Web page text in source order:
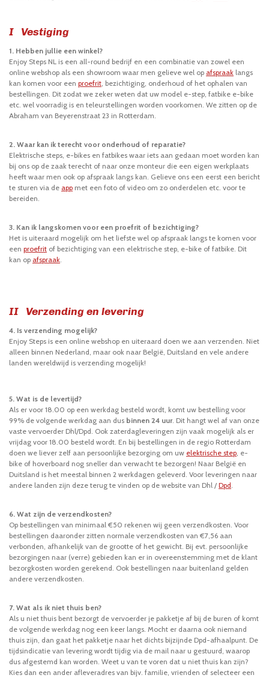
I Vestiging
1. Hebben jullie een winkel?
Enjoy Steps NL is een all-round bedrijf en een combinatie van zowel een
online webshop als een showroom waar men gelieve wel op afspraak langs
kan komen voor een proefrit, bezichtiging, onderhoud of het ophalen van
bestellingen. Dit zodat we zeker weten dat uw model e-step, fatbike e-bike
etc. wel voorradig is en teleurstellingen worden voorkomen. We zitten op de
Abraham van Beyerenstraat 23 in Rotterdam.
2. Waar kan ik terecht voor onderhoud of reparatie?
Elektrische steps, e-bikes en fatbikes waar iets aan gedaan moet worden kan
bij ons op de zaak terecht of naar onze monteur die een eigen werkplaats
heeft waar men ook op afspraak langs kan. Gelieve ons een eerst een bericht
te sturen via de app met een foto of video om zo onderdelen etc. voor te
bereiden.
3. Kan ik langskomen voor een proefrit of bezichtiging?
Het is uiteraard mogelijk om het liefste wel op afspraak langs te komen voor
een proefrit of bezichtiging van een elektrische step, e-bike of fatbike. Dit
kan op afspraak.
II Verzending en levering
4. Is verzending mogelijk?
Enjoy Steps is een online webshop en uiteraard doen we aan verzenden. Niet
alleen binnen Nederland, maar ook naar België, Duitsland en vele andere
landen wereldwijd is verzending mogelijk!
5. Wat is de levertijd?
Als er voor 18.00 op een werkdag besteld wordt, komt uw bestelling voor
99% de volgende werkdag aan dus binnen 24 uur. Dit hangt wel af van onze
vaste vervoerder Dhl/Dpd. Ook zaterdagleveringen zijn vaak mogelijk als er
vrijdag voor 18.00 besteld wordt. En bij bestellingen in de regio Rotterdam
doen we liever zelf aan persoonlijke bezorging om uw elektrische step, e-
bike of hoverboard nog sneller dan verwacht te bezorgen! Naar België en
Duitsland is het meestal binnen 2 werkdagen geleverd. Voor leveringen naar
andere landen zijn deze terug te vinden op de website van Dhl / Dpd.
6. Wat zijn de verzendkosten?
Op bestellingen van minimaal €50 rekenen wij geen verzendkosten. Voor
bestellingen daaronder zitten normale verzendkosten van €7,56 aan
verbonden, afhankelijk van de grootte of het gewicht. Bij evt. persoonlijke
bezorgingen naar (verre) gebieden kan er in overeenstemming met de klant
bezorgkosten worden gerekend. Ook bestellingen naar buitenland gelden
andere verzendkosten.
7. Wat als ik niet thuis ben?
Als u niet thuis bent bezorgt de vervoerder je pakketje af bij de buren of komt
de volgende werkdag nog een keer langs. Mocht er daarna ook niemand
thuis zijn, dan gaat het pakketje naar het dichts bijzijnde Dpd-afhaalpunt. De
tijdsindicatie van levering wordt tijdig via de mail naar u gestuurd, waarop
dus afgestemd kan worden. Weet u van te voren dat u niet thuis kan zijn?
Kies dan een ander afleveradres van bijv. familie, vrienden of selecteer een